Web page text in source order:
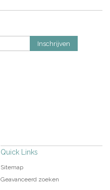
Inschrijven
Quick Links
Sitemap
Geavanceerd zoeken